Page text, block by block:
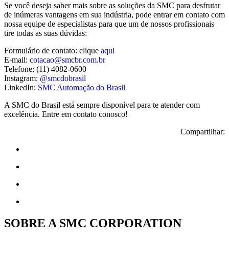
Se você deseja saber mais sobre as soluções da SMC para desfrutar
de inúmeras vantagens em sua indústria, pode entrar em contato com
nossa equipe de especialistas para que um de nossos profissionais
tire todas as suas dúvidas:
Formulário de contato: clique aqui
E-mail: cotacao@smcbr.com.br
Telefone: (11) 4082-0600
Instagram: @smcdobrasil
LinkedIn: SMC Automação do Brasil
A SMC do Brasil está sempre disponível para te atender com
excelência. Entre em contato conosco!
Compartilhar:
SOBRE A SMC CORPORATION